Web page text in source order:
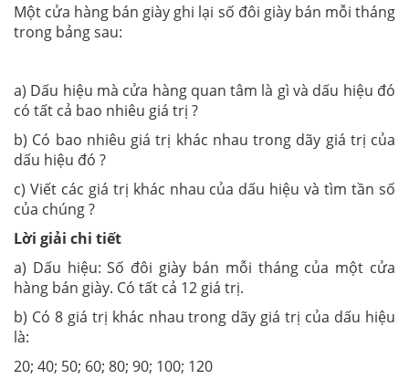
Một cửa hàng bán giày ghi lại số đôi giày bán mỗi tháng
trong bảng sau:
a) Dấu hiệu mà cửa hàng quan tâm là gì và dấu hiệu đó
có tất cả bao nhiêu giá trị ?
b) Có bao nhiêu giá trị khác nhau trong dãy giá trị của
dấu hiệu đó ?
c) Viết các giá trị khác nhau của dấu hiệu và tìm tần số
của chúng ?
Lời giải chi tiết
a) Dấu hiệu: Số đôi giày bán mỗi tháng của một cửa
hàng bán giày. Có tất cả 12 giá trị.
b) Có 8 giá trị khác nhau trong dãy giá trị của dấu hiệu
là:
20; 40; 50; 60; 80; 90; 100; 120